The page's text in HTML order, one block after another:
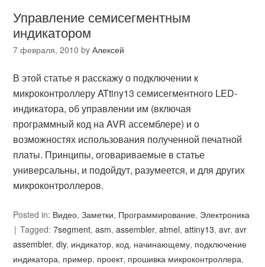
Управление семисегментным
индикатором
7 февраля, 2010 byАлексей
В этой статье я расскажу о подключении к
микроконтроллеру ATtiny13 семисегментного LED-
индикатора, об управлении им (включая
программный код на AVR ассемблере) и о
возможностях использования полученной печатной
платы. Принципы, оговариваемые в статье
универсальны, и подойдут, разумеется, и для других
микроконтроллеров.
Posted in: Видео,Заметки, Программирование, Электроника
Tagged:7segment,asm,assembler,atmel,attiny13,avr,avr
assembler,diy, индикатор, код, начинающему, подключение
индикатора, пример, проект, прошивка микроконтроллера,